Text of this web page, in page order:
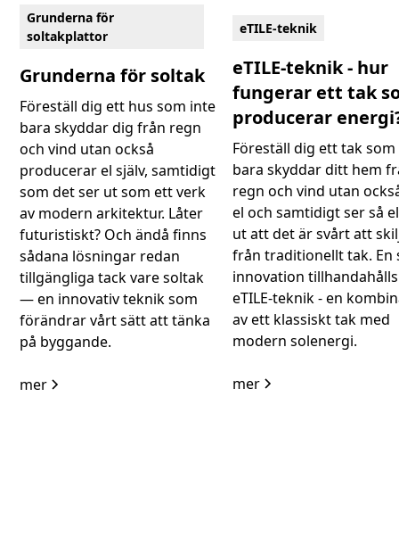
Grunderna för
soltakplattor
Grunderna för soltak
Föreställ dig ett hus som inte
bara skyddar dig från regn
och vind utan också
producerar el själv, samtidigt
som det ser ut som ett verk
av modern arkitektur. Låter
futuristiskt? Och ändå finns
sådana lösningar redan
tillgängliga tack vare soltak
— en innovativ teknik som
förändrar vårt sätt att tänka
på byggande.
mer
eTILE-teknik
eTILE-teknik - hur
fungerar ett tak
producerar
Föreställ dig ett tak
bara skyddar ditt hem
regn och vind utan
el och samtidigt ser så
ut att det är svårt att
från traditionellt tak. En
innovation
eTILE-teknik - en
av ett klassiskt tak med
modern solenergi.
mer